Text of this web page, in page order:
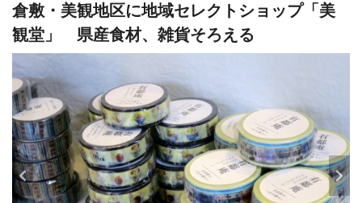
倉敷・美観地区に地域セレクトショップ「美
観堂」 県産食材、雑貨そろえる